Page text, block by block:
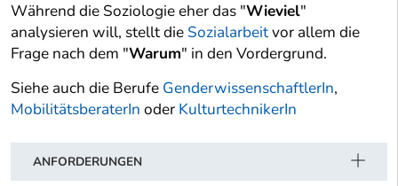
Während die Soziologie eher das "Wieviel"
analysieren will, stellt die Sozialarbeitvor allem die
Frage nach dem "Warum" in den Vordergrund.
Siehe auch die Berufe GenderwissenschaftlerIn,
MobilitätsberaterIn oder KulturtechnikerIn
ANFORDERUNGEN